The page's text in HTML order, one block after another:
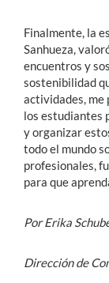
Finalmente, la
Sanhueza,
encuentros y
sostenibilidad
actividades, me
los estudiantes
y organizar
todo el mundo
profesionales,
para que
Por Erika
Dirección de